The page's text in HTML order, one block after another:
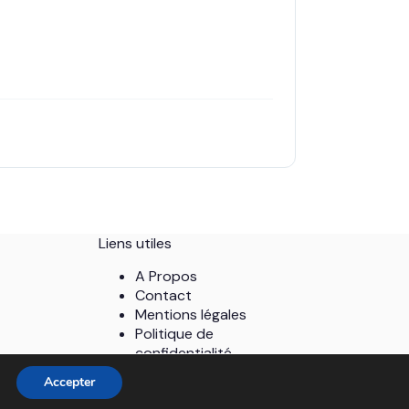
Liens utiles
A Propos
Contact
Mentions légales
Politique de
confidentialité
Accepter